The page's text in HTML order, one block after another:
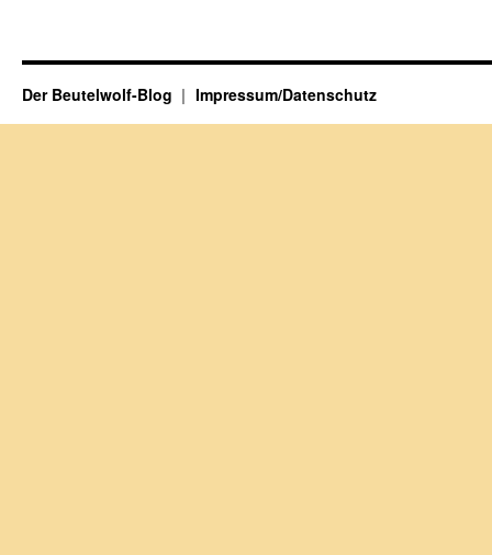
Der Beutelwolf-Blog Impressum/Datenschutz